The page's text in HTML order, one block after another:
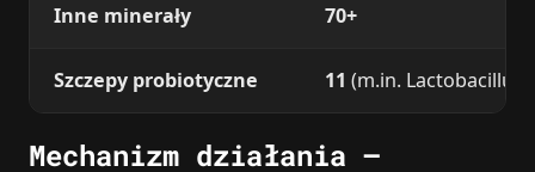
Inne minerały 70+
Szczepy probiotyczne 11 (m.in.
Mechanizm działania –